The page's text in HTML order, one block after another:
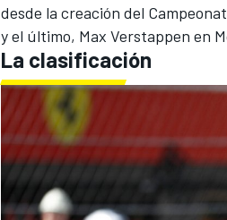
desde la creación del
y el último, Max Verstappen en
La clasificación